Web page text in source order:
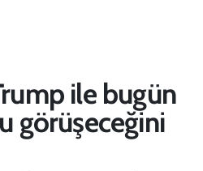
ile bugün
görüşeceğini